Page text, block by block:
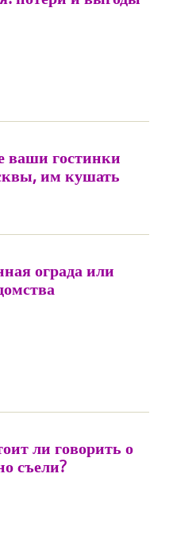
ваши гостинки
им кушать
ограда или
ли говорить о
съели?